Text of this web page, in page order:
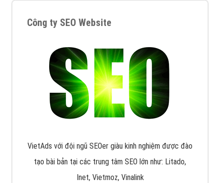
Công ty SEO Website
VietAds với đội ngũ SEOer giàu kinh nghiệm được đào
tạo bài bản tại các trung tâm SEO lớn như: Litado,
Inet, Vietmoz, Vinalink